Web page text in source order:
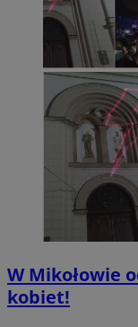
W Mikołowie
kobiet!